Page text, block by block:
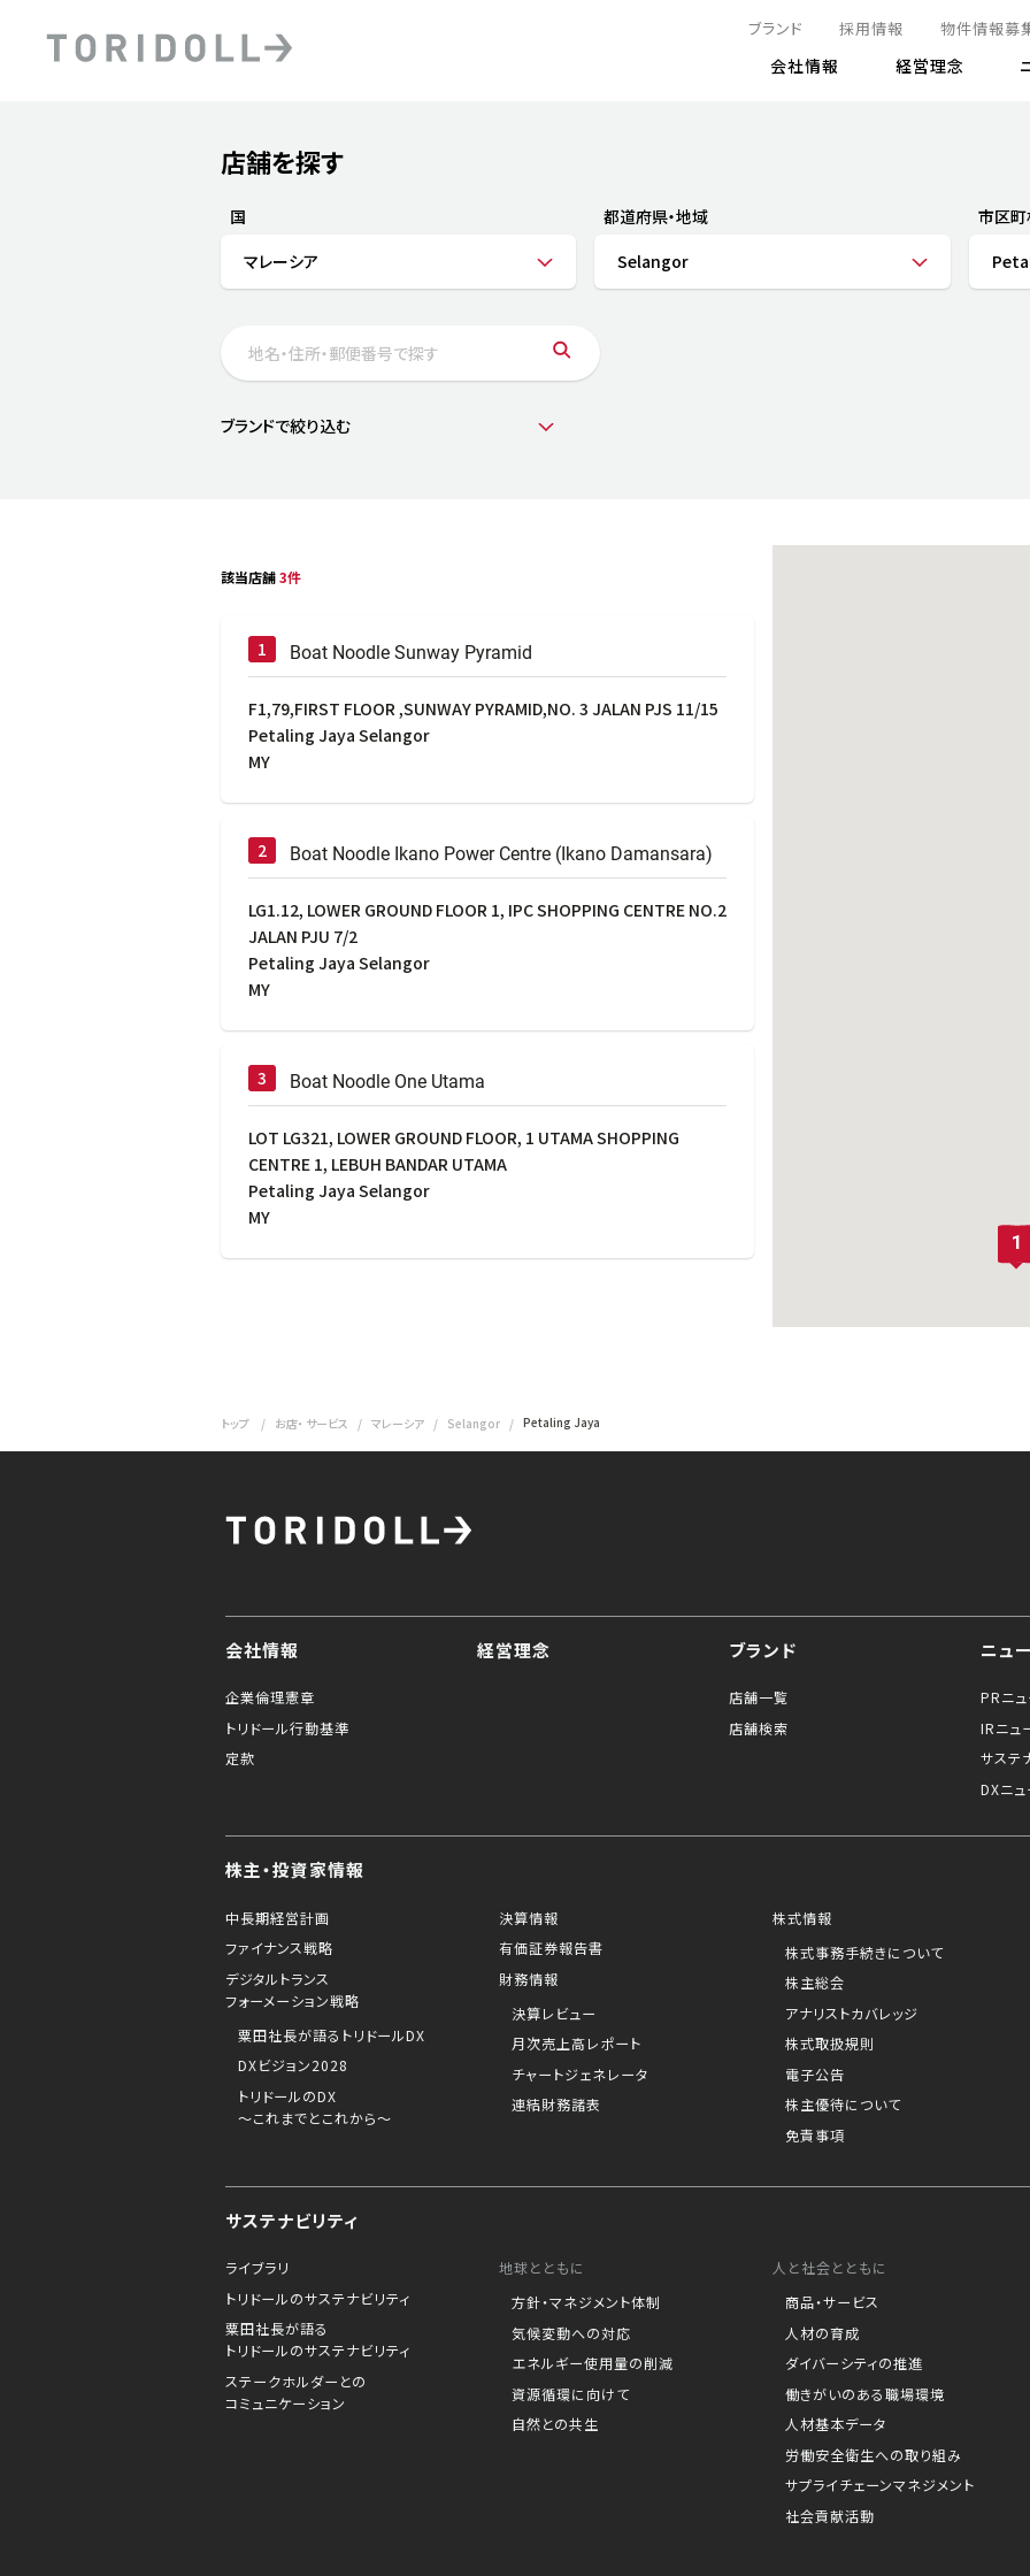
フォーメーション戦略
DXビジョン2028
有価証券報告書
財務情報
アナ
株主
ディ
トリドールのサステナビリティ
コミュニケーション
資源循環に向けて
リス
サス
ブランド 採用情報 物件情報募
会社情報 経営理念
店舗を探す
国
マレーシア
都道府県・地域
Selangor
市区町
Submit a search.
ブランドで絞り込む
該当店舗3件
Boat Noodle Sunway Pyramid
F1,79,FIRST FLOOR ,SUNWAY PYRAMID,NO. 3 JALAN PJS 11/15
Petaling Jaya Selangor
MY
Boat Noodle Ikano Power Centre (Ikano Damansara)
LG1.12, LOWER GROUND FLOOR 1, IPC SHOPPING CENTRE NO.2
JALAN PJU 7/2
Petaling Jaya Selangor
MY
Boat Noodle One Utama
LOT LG321, LOWER GROUND FLOOR, 1 UTAMA SHOPPING
CENTRE 1, LEBUH BANDAR UTAMA
Petaling Jaya Selangor
MY
0
トップ お店・ サービス マレーシア Selangor Petaling Jaya
会社情報
企業倫理憲章
トリドール行動基準
定款
経営理念 ブランド
店舗一覧
店舗検索
ニュ
PRニュ
IRニュ
サステ
DXニュ
株主・投資家情報
中長期経営計画
ファイナンス戦略
デジタルトランス
フォーメーション戦略
粟田社長が語るトリドールDX
DXビジョン2028
トリドールのDX
～これまでとこれから～
決算情報
有価証券報告書
財務情報
決算レビュー
月次売上高レポート
チャートジェネレータ
連結財務諸表
株式情報
株式事務手続きについて
株主総会
アナリストカバレッジ
株式取扱規則
電子公告
株主優待について
免責事項
サステナビリティ
ライブラリ
トリドールのサステナビリティ
粟田社長が語る
トリドールのサステナビリティ
ステークホルダーとの
コミュニケーション
地球とともに
方針・マネジメント体制
気候変動への対応
エネルギー使用量の削減
資源循環に向けて
自然との共生
人と社会とともに
商品・サービス
人材の育成
ダイバーシティの推進
働きがいのある職場環境
人材基本データ
労働安全衛生への取り組み
サプライチェーンマネジメント
社会貢献活動